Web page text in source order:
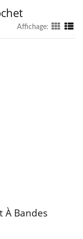
Affichage:
À Bandes